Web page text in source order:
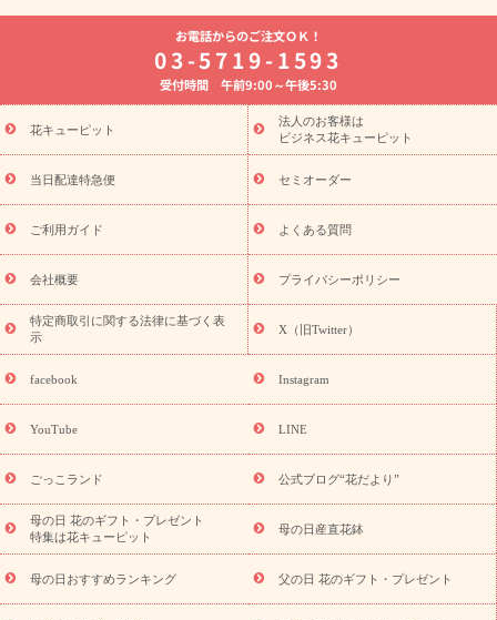
よく贈られる花
お祝いの花特集
誕生日フラワーギフト特集
8月の誕生花(トルコキキョウ)
開店・開業祝い
お供え・お悔やみ お供え・お悔やみの花
通夜・葬儀に贈る花 胡蝶蘭・花鉢
ーブドフラワー
季節のイベント
ひまわり ギフト・プレゼント
特集
お盆 花（新盆・初盆） 季節のイベント
お盆 花（新
盆・初盆）
お盆 花（新盆・初盆）
お盆・お供え 花とセットギ
フト
お盆・お供え プリザーブドフラワー
ひまわり ギフト・プ
レゼント特集
夏の花贈り・お中元・暑中見舞い 花のギフト特集
敬老の日におくる花ギフト・プレゼント特集
花ギフト・プレゼント特集
敬老の日 花のおすすめランキング
敬
老の日 花鉢植えのギフト・プレゼント特集
敬老の日 花とセットギ
フト・プレゼント特集
敬老の日の花 全てのギフト一覧
キャン
ペーン
「きょう誕生日なんです」キャンペーン
探す
誕生日フラワーギフト 誕生日フラワーギフト特集
誕生
日フラワーギフト商品一覧
ユリ トルコキキョウ
誕生花(トルコキキョウ)
9月の誕生花(リンドウ)
誕生日セット
ギフト
「きょう誕生日なんです」キャンペーン
用途から探す お祝いの花特集 当日配達特急便
お祝い商品
一覧
お祝い 新築・引っ越し祝い
結婚記念日
結婚祝い 出産祝い 退院祝い・快気祝い
還暦
祝い・長寿祝い
プチギフト ペットのお祝いフラワー
元・暑中見舞い
敬老の日
お供え
お供え・お悔やみ商品一覧 お供え・お悔やみの花
十九日法要以降に贈る花
通夜・葬儀に贈る花
お供え お花とセッ
お電話からのご注文ＯＫ！
03-5719-1593
受付時間 午前9:00～午後5:30
花キューピット
法人のお客様は
ビジネス花キューピット
当日配達特急便 セミオーダー
ご利用ガイド よくある質問
会社概要 プライバシーポリシー
特定商取引に関する法律に基づく表
示
X（旧Twitter）
facebook Instagram
YouTube LINE
ごっこランド 公式ブログ“花だより”
母の日 花のギフト・プレゼント
特集は花キューピット
母の日産直花鉢
母の日おすすめランキング 父の日 花のギフト・プレゼント